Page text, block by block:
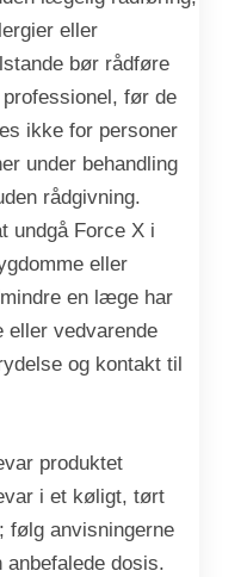
eller
bør rådføre
før de
ikke for personer
under behandling
rådgivning.
undgå Force X i
eller
en læge har
eller vedvarende
og kontakt til
produktet
i et køligt, tørt
anvisningerne
dosis.